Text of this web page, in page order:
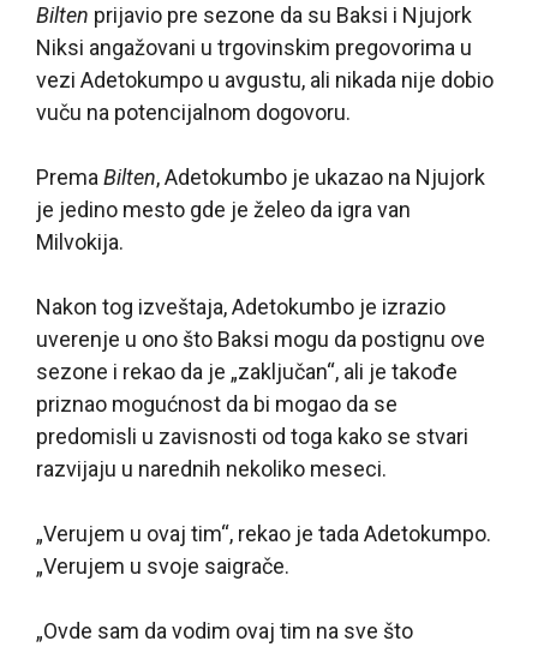
Bilten prijavio pre sezone da su Baksi i Njujork
Niksi angažovani u trgovinskim pregovorima u
vezi Adetokumpo u avgustu, ali nikada nije dobio
vuču na potencijalnom dogovoru.
Prema Bilten, Adetokumbo je ukazao na Njujork
je jedino mesto gde je želeo da igra van
Milvokija.
Nakon tog izveštaja, Adetokumbo je izrazio
uverenje u ono što Baksi mogu da postignu ove
sezone i rekao da je „zaključan“, ali je takođe
priznao mogućnost da bi mogao da se
predomisli u zavisnosti od toga kako se stvari
razvijaju u narednih nekoliko meseci.
„Verujem u ovaj tim“, rekao je tada Adetokumpo.
„Verujem u svoje saigrače.
„Ovde sam da vodim ovaj tim na sve što